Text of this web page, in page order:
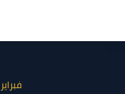
فبراير 3, 2025